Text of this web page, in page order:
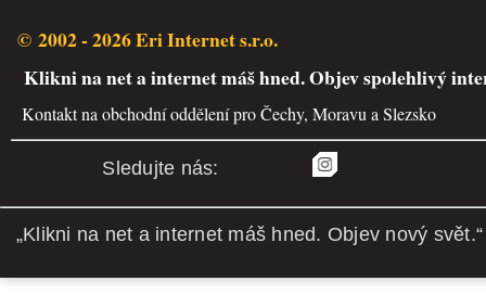
© 2002 - 2026 Eri Internet s.r.o.
Klikni na net a internet máš hned. Objev spolehlivý
Kontakt na obchodní oddělení pro Čechy, Moravu a Slezsko
Sledujte nás:
„Klikni na net a internet máš hned. Objev nový svět.“